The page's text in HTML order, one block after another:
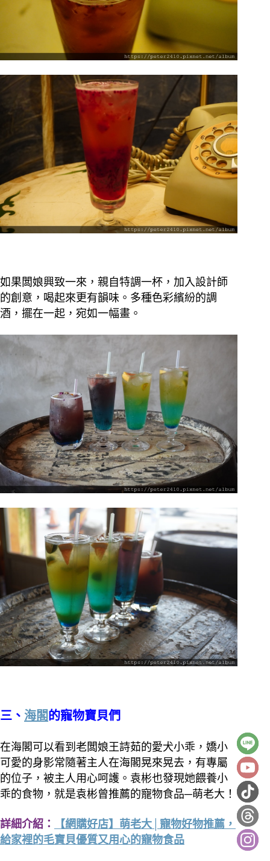
如果闆娘興致一來，親自特調一杯，加入設計師
的創意，喝起來更有韻味。多種色彩繽紛的調
酒，擺在一起，宛如一幅畫。
三、 海閣的寵物寶貝們
在海閣可以看到老闆娘王詩茹的愛犬小乖，嬌小
可愛的身影常隨著主人在海閣晃來晃去，有專屬
的位子，被主人用心呵護。袁彬也發現她餵養小
乖的食物，就是袁彬曾推薦的寵物食品─萌老大！
詳細介紹：
【網購好店】萌老大│寵物好物推薦，
給家裡的毛寶貝優質又用心的寵物食品